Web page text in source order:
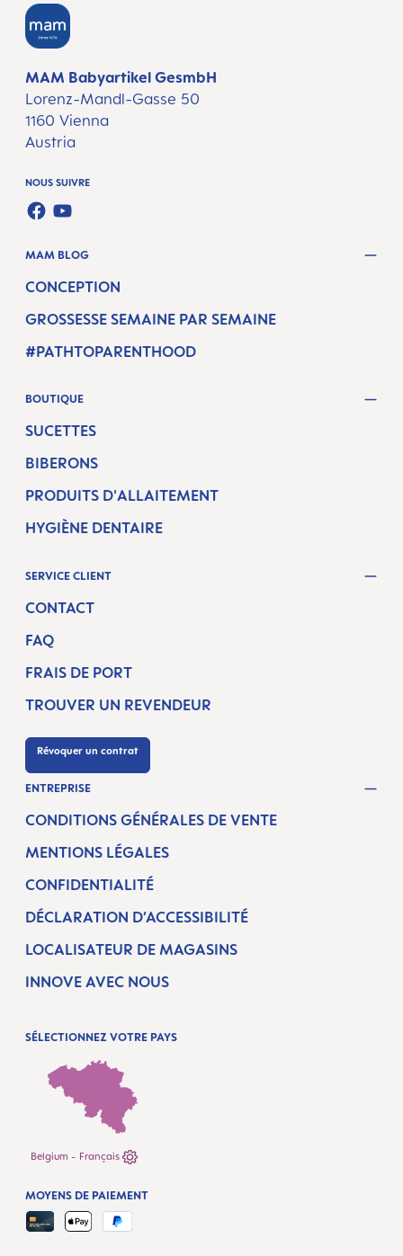
MAM Babyartikel GesmbH
Lorenz-Mandl-Gasse 50
1160 Vienna
Austria
NOUS SUIVRE
FACEBOOK
YOUTUBE
MAM BLOG
CONCEPTION
GROSSESSE SEMAINE PAR SEMAINE
#PATHTOPARENTHOOD
BOUTIQUE
SUCETTES
BIBERONS
PRODUITS D'ALLAITEMENT
HYGIÈNE DENTAIRE
SERVICE CLIENT
CONTACT
FAQ
FRAIS DE PORT
TROUVER UN REVENDEUR
Révoquer un contrat
ENTREPRISE
CONDITIONS GÉNÉRALES DE VENTE
MENTIONS LÉGALES
CONFIDENTIALITÉ
DÉCLARATION D’ACCESSIBILITÉ
LOCALISATEUR DE MAGASINS
INNOVE AVEC NOUS
SÉLECTIONNEZ VOTRE PAYS
Belgium - Français
MOYENS DE PAIEMENT